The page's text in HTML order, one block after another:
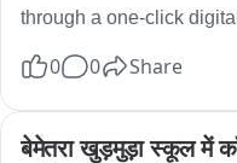
through a one-click
सिंह धामी ने देहरादून स्थित
पेंशन भुगतान की राशि ट्रांसफर
0 0 Share
बेमेतरा खुड़मुड़ा स्कूल में